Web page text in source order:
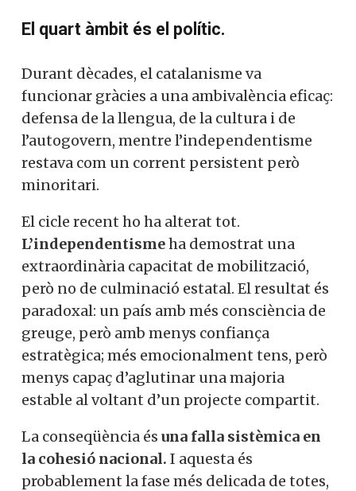
El quart àmbit és el polític.
Durant dècades, el catalanisme va
funcionar gràcies a una ambivalència eficaç:
defensa de la llengua, de la cultura i de
l’autogovern, mentre l’independentisme
restava com un corrent persistent però
minoritari.
El cicle recent ho ha alterat tot.
L’independentismeha demostrat una
extraordinària capacitat de mobilització,
però no de culminació estatal. El resultat és
paradoxal: un país amb més consciència de
greuge, però amb menys confiança
estratègica; més emocionalment tens, però
menys capaç d’aglutinar una majoria
estable al voltant d’un projecte compartit.
La conseqüència és una falla sistèmica en
la cohesió nacional. I aquesta és
probablement la fase més delicada de totes,